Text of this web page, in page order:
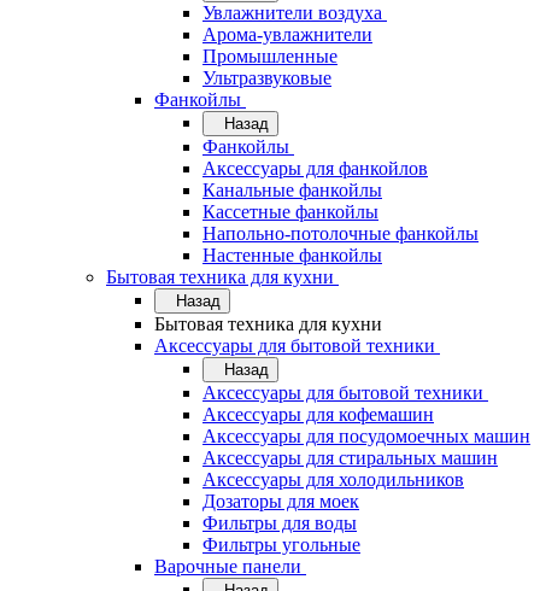
Увлажнители воздуха
Арома-увлажнители
Промышленные
Ультразвуковые
Фанкойлы
Назад
Фанкойлы
Аксессуары для фанкойлов
Канальные фанкойлы
Кассетные фанкойлы
Напольно-потолочные фанкойлы
Настенные фанкойлы
Бытовая техника для кухни
Назад
Бытовая техника для кухни
Аксессуары для бытовой техники
Назад
Аксессуары для бытовой техники
Аксессуары для кофемашин
Аксессуары для посудомоечных машин
Аксессуары для стиральных машин
Аксессуары для холодильников
Дозаторы для моек
Фильтры для воды
Фильтры угольные
Варочные панели